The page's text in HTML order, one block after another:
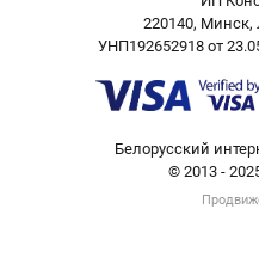
220140, Минск,
УНП192652918 от
Белорусский
© 2013 -